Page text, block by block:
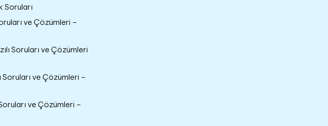
Soruları
ve Çözümleri –
Soruları ve Çözümleri
Soruları ve Çözümleri –
Soruları ve Çözümleri –